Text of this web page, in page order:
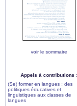
voir le sommaire
Appels à contributions :
(Se) former en langues : des
politiques éducatives et
linguistiques aux classes de
langues